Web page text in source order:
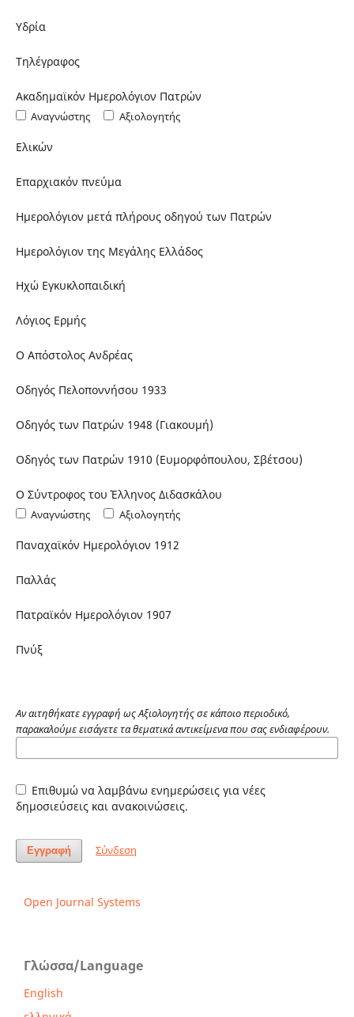
Υδρία
Τηλέγραφος
Ακαδημαϊκόν Ημερολόγιον Πατρών
Αναγνώστης Αξιολογητής
Ελικών
Επαρχιακόν πνεύμα
Ημερολόγιον μετά πλήρους οδηγού των Πατρών
Ημερολόγιον της Μεγάλης Ελλάδος
Ηχώ Εγκυκλοπαιδική
Λόγιος Ερμής
Ο Απόστολος Ανδρέας
Οδηγός Πελοποννήσου 1933
Οδηγός των Πατρών 1948 (Γιακουμή)
Οδηγός των Πατρών 1910 (Ευμορφόπουλου, Σβέτσου)
Ο Σύντροφος του Έλληνος Διδασκάλου
Αναγνώστης Αξιολογητής
Παναχαϊκόν Ημερολόγιον 1912
Παλλάς
Πατραϊκόν Ημερολόγιον 1907
Πνύξ
Αν αιτηθήκατε εγγραφή ως Αξιολογητής σε κάποιο περιοδικό,
παρακαλούμε εισάγετε τα θεματικά αντικείμενα που σας ενδιαφέρουν.
Επιθυμώ να λαμβάνω ενημερώσεις για νέες
δημοσιεύσεις και ανακοινώσεις.
Εγγραφή Σύνδεση
Open Journal Systems
Γλώσσα/Language
English